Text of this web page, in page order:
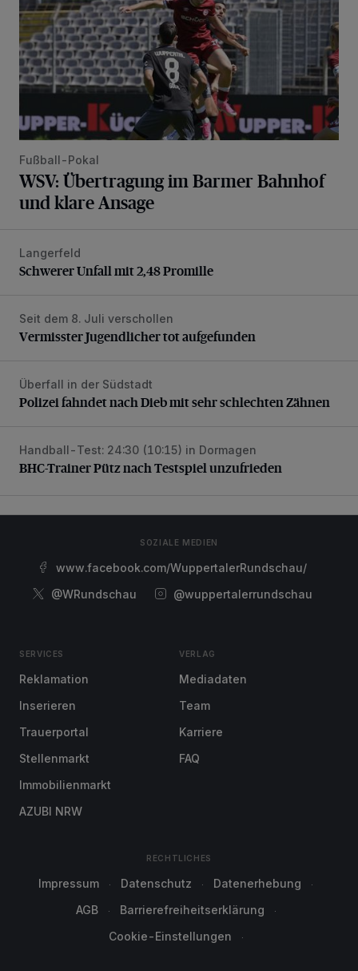
Fußball-Pokal
WSV: Übertragung im Barmer Bahnhof
und klare Ansage
Schwerer Unfall mit 2,48 Promille
Langerfeld
Schwerer Unfall mit 2,48 Promille
Vermisster Jugendlicher tot aufgefunden
Seit dem 8. Juli verschollen
Vermisster Jugendlicher tot aufgefunden
Polizei fahndet nach Dieb mit sehr schlechten Zähnen
Überfall in der Südstadt
Polizei fahndet nach Dieb mit sehr schlechten Zähnen
BHC-Trainer Pütz nach Testspiel unzufrieden
Handball-Test: 24:30 (10:15) in Dormagen
BHC-Trainer Pütz nach Testspiel unzufrieden
SOZIALE MEDIEN
www.facebook.com/WuppertalerRundschau/
@WRundschau
@wuppertalerrundschau
SERVICES
Reklamation
Inserieren
Trauerportal
Stellenmarkt
Immobilienmarkt
AZUBI NRW
VERLAG
Mediadaten
Team
Karriere
FAQ
RECHTLICHES
Impressum Datenschutz
Datenerhebung
AGB
Barrierefreiheitserklärung
Cookie-Einstellungen